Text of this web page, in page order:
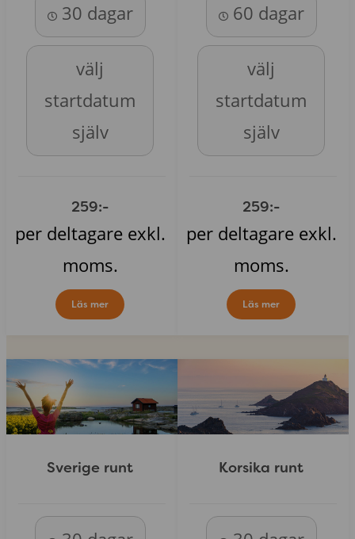
30 dagar
välj
startdatum
själv
259:-
per deltagare exkl.
moms.
Läs mer
60 dagar
välj
startdatum
själv
259:-
per deltagare exkl.
moms.
Läs mer
Sverige runt Korsika runt